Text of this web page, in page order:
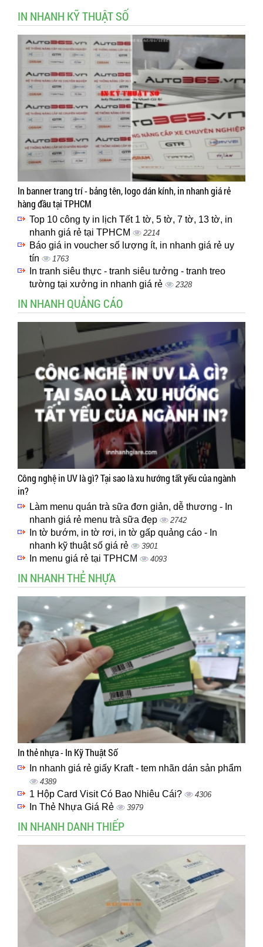
IN NHANH KỸ THUẬT SỐ
In banner trang trí - bảng tên, logo dán kính, in nhanh giá rẻ
hàng đầu tại TPHCM
Top 10 công ty in lịch Tết 1 tờ, 5 tờ, 7 tờ, 13 tờ, in
nhanh giá rẻ tại TPHCM
2214
Báo giá in voucher số lượng ít, in nhanh giá rẻ uy
tín
1763
In tranh siêu thực - tranh siêu tưởng - tranh treo
tường tại xưởng in nhanh giá rẻ
2328
IN NHANH QUẢNG CÁO
Công nghệ in UV là gì? Tại sao là xu hướng tất yếu của ngành
in?
Làm menu quán trà sữa đơn giản, dễ thương - In
nhanh giá rẻ menu trà sữa đẹp
2742
In tờ bướm, in tờ rơi, in tờ gấp quảng cáo - In
nhanh kỹ thuật số giá rẻ
3901
In menu giá rẻ tại TPHCM 4093
IN NHANH THẺ NHỰA
In thẻ nhựa - In Kỹ Thuật Số
In nhanh giá rẻ giấy Kraft - tem nhãn dán sản phẩm
4389
1 Hộp Card Visit Có Bao Nhiêu Cái? 4306
In Thẻ Nhựa Giá Rẻ 3979
IN NHANH DANH THIẾP